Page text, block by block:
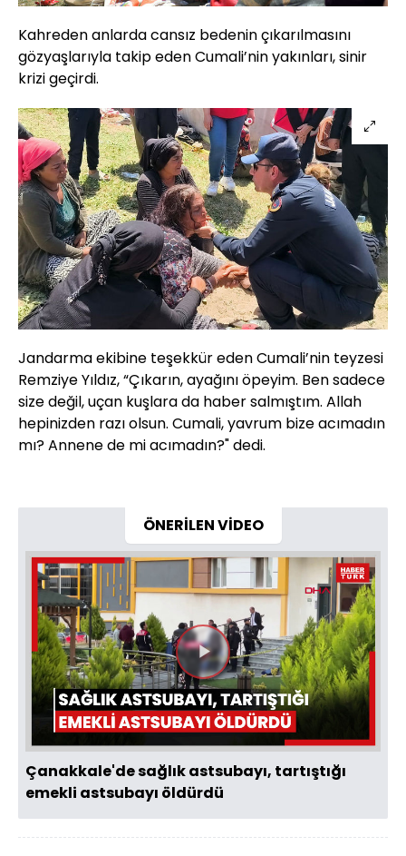
Kahreden anlarda cansız bedenin çıkarılmasını
gözyaşlarıyla takip eden Cumali’nin yakınları, sinir
krizi geçirdi.
Jandarma ekibine teşekkür eden Cumali’nin teyzesi
Remziye Yıldız, “Çıkarın, ayağını öpeyim. Ben sadece
size değil, uçan kuşlara da haber salmıştım. Allah
hepinizden razı olsun. Cumali, yavrum bize acımadın
mı? Annene de mi acımadın?" dedi.
ÖNERİLEN VİDEO
Videoyu
Oynat
Çanakkale'de sağlık astsubayı, tartıştığı
emekli astsubayı öldürdü